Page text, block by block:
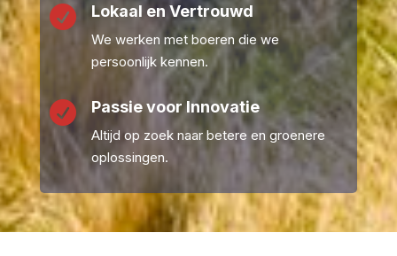
 Lokaal en Vertrouwd
We werken met boeren die we
persoonlijk kennen.
 Passie voor Innovatie
Altijd op zoek naar betere en groenere
oplossingen.